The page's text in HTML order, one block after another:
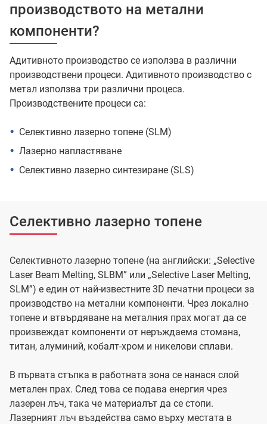
производството на метални
компоненти?
Адитивното производство се използва в различни
производствени процеси. Адитивното производство с
метал използва три различни процеса.
Производствените процеси са:
Селективно лазерно топене (SLM)
Лазерно напластяване
Селективно лазерно синтезиране (SLS)
Селективно лазерно топене
Селективното лазерно топене (на английски: „Selective
Laser Beam Melting, SLBM” или „Selective Laser Melting,
SLM”) е един от най-известните 3D печатни процеси за
производство на метални компоненти. Чрез локално
топене и втвърдяване на металния прах могат да се
произвеждат компоненти от неръждаема стомана,
титан, алуминий, кобалт-хром и никелови сплави.
В първата стъпка в работната зона се нанася слой
метален прах. След това се подава енергия чрез
лазерен лъч, така че материалът да се стопи.
Лазерният лъч въздейства само върху местата в